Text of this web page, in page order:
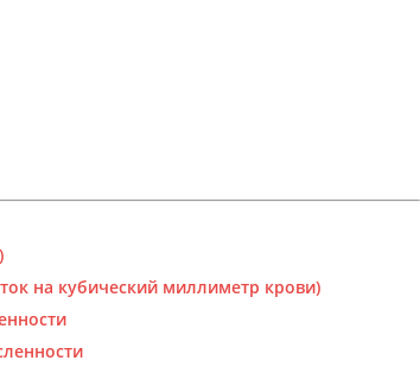
на кубический миллиметр крови)